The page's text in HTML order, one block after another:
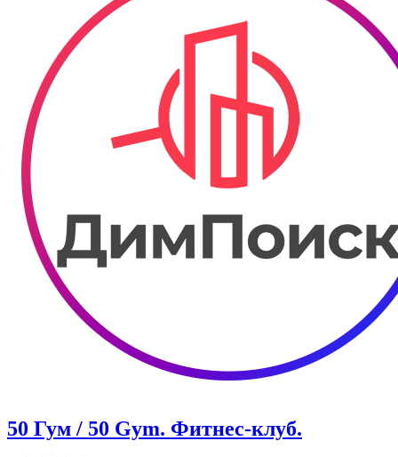
50 Гум / 50 Gym. Фитнес-клуб.